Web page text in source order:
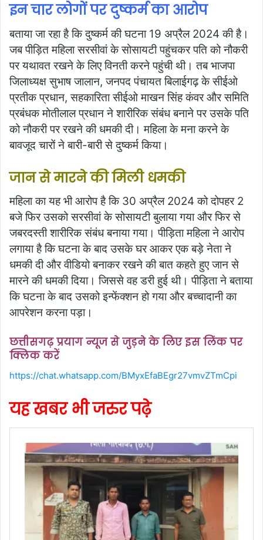
इन चार लोगों पर दुष्कर्म का आरोप
बताया जा रहा है कि दुष्कर्म की घटना 19 अप्रैल 2024 की है।
जब पीड़ित महिला सरसीवां के सोसायटी पहुंचकर पति को नौकरी
पर यथावत रखने के लिए विनती करने पहुंची थी। तब भाजपा
जिलाध्यक्ष सुभाष जालान, जनपद पंचायत बिलाईगढ़ के सीईओ
प्रतीक प्रधान, सहकारिता सीईओ माखन सिंह कंवर और समिति
प्रबंधक मोतीलाल प्रधान ने शारीरिक संबंध बनाने पर उसके पति
को नौकरी पर रखने की धमकी दी। महिला के मना करने के
बावजूद चारों ने बारी-बारी से दुष्कर्म किया।
जान से मारने की मिली धमकी
महिला का यह भी आरोप है कि 30 अप्रैल 2024 को दोपहर 2
बजे फिर उसको सरसीवां के सोसायटी बुलाया गया और फिर से
जबरदस्ती शारीरिक संबंध बनाया गया। पीड़िता महिला ने आरोप
लगाया है कि घटना के बाद उसके घर आकर एक बड़े नेता ने
धमकी दी और वीडियो बनाकर रखने की बात कहते हुए जान से
मारने की धमकी दिया। जिससे वह डरी हुई थी। पीड़िता ने बताया
कि घटना के बाद उसको इन्फेंक्शन हो गया और बच्चादानी का
आपरेशन करना पड़ा।
छत्तीसगढ़ प्रयाग न्यूज से जुड़ने के लिए इस लिंक पर
क्लिक करें
https://chat.whatsapp.com/BMyxEfaBEgr27vmvZTmCpi
यह खबर भी जरुर पढ़े